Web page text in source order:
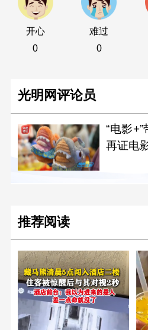
开心
0
难过
0
光明网评论员
“电影
再证电
推荐阅读